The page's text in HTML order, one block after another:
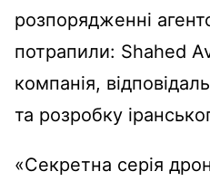
розпорядженні
потрапили: Shahed
компанія,
та розробку
«Секретна серія